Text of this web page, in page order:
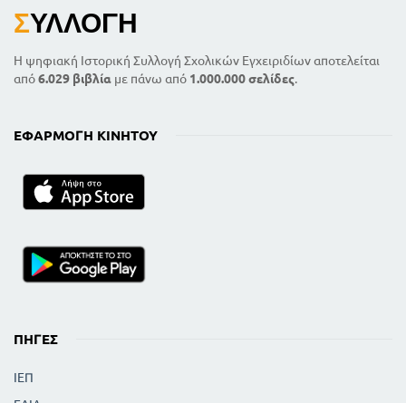
ΣΥΛΛΟΓΉ
Η ψηφιακή Ιστορική Συλλογή Σχολικών Εγχειριδίων αποτελείται
από6.029 βιβλία με πάνω από 1.000.000 σελίδες.
ΕΦΑΡΜΟΓΉ ΚΙΝΗΤΟΎ
ΠΗΓΈΣ
ΙΕΠ